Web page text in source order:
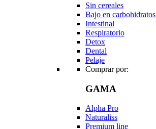
Sin cereales
Bajo en carbohidratos
Intestinal
Respiratorio
Detox
Dental
Pelaje
Comprar por:
GAMA
Alpha Pro
Naturaliss
Premium line